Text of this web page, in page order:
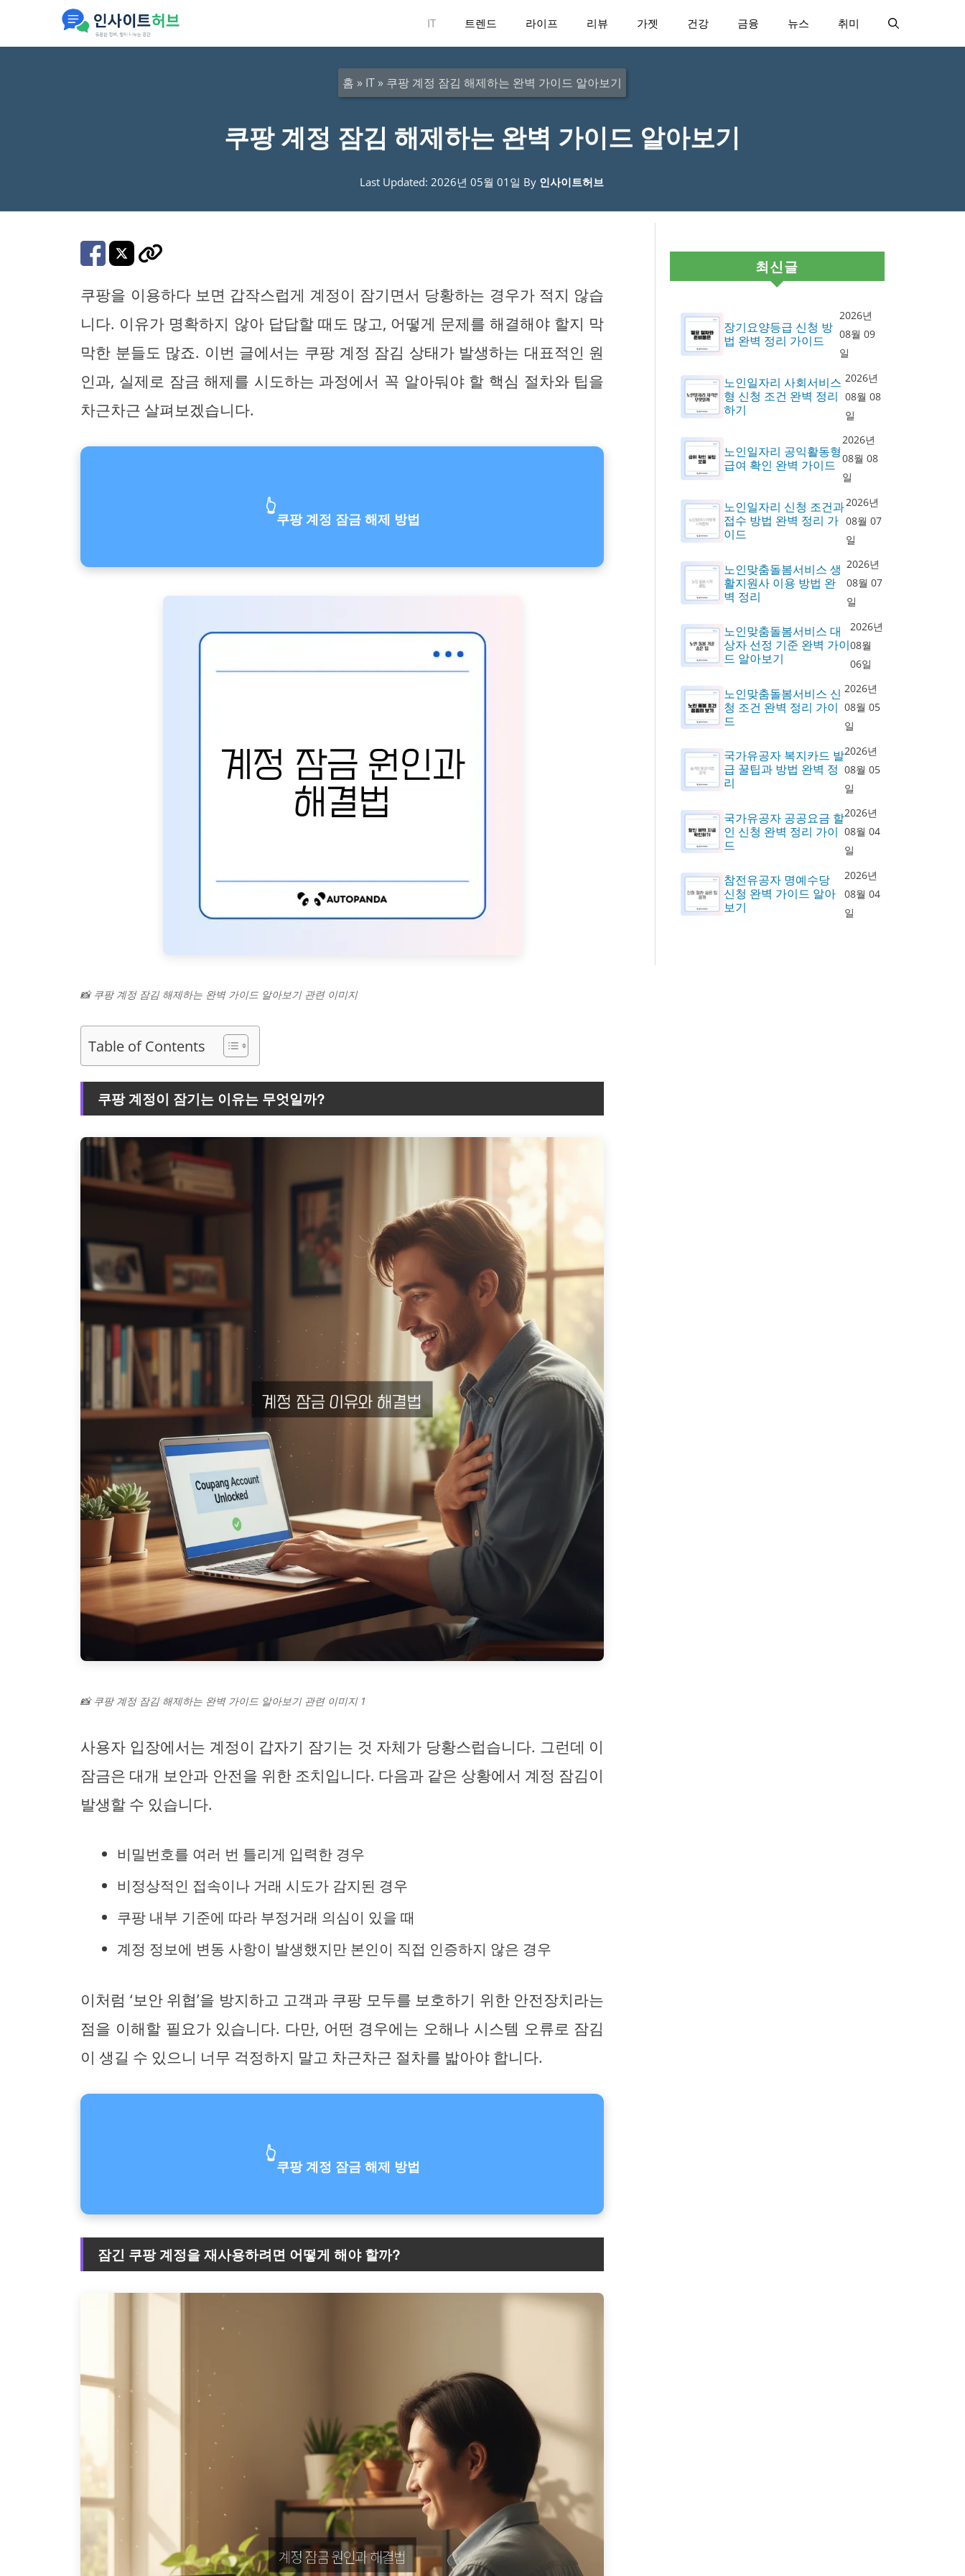
IT 트렌드 라이프 리뷰 가젯 건강 금융 뉴스 취미
홈 » IT» 쿠팡 계정 잠김 해제하는 완벽 가이드 알아보기
쿠팡 계정 잠김 해제하는 완벽 가이드 알아보기
Last Updated: 2026년 05월 01일 By 인사이트허브
쿠팡을 이용하다 보면 갑작스럽게 계정이 잠기면서 당황하는 경우가 적지 않습
니다. 이유가 명확하지 않아 답답할 때도 많고, 어떻게 문제를 해결해야 할지 막
막한 분들도 많죠. 이번 글에서는 쿠팡 계정 잠김 상태가 발생하는 대표적인 원
인과, 실제로 잠금 해제를 시도하는 과정에서 꼭 알아둬야 할 핵심 절차와 팁을
차근차근 살펴보겠습니다.
👆
쿠팡 계정 잠금 해제 방법
📸 쿠팡 계정 잠김 해제하는 완벽 가이드 알아보기 관련 이미지
Table of Contents
쿠팡 계정이 잠기는 이유는 무엇일까?
📸 쿠팡 계정 잠김 해제하는 완벽 가이드 알아보기 관련 이미지 1
사용자 입장에서는 계정이 갑자기 잠기는 것 자체가 당황스럽습니다. 그런데 이
잠금은 대개 보안과 안전을 위한 조치입니다. 다음과 같은 상황에서 계정 잠김이
발생할 수 있습니다.
비밀번호를 여러 번 틀리게 입력한 경우
비정상적인 접속이나 거래 시도가 감지된 경우
쿠팡 내부 기준에 따라 부정거래 의심이 있을 때
계정 정보에 변동 사항이 발생했지만 본인이 직접 인증하지 않은 경우
이처럼 ‘보안 위협’을 방지하고 고객과 쿠팡 모두를 보호하기 위한 안전장치라는
점을 이해할 필요가 있습니다. 다만, 어떤 경우에는 오해나 시스템 오류로 잠김
이 생길 수 있으니 너무 걱정하지 말고 차근차근 절차를 밟아야 합니다.
👆
쿠팡 계정 잠금 해제 방법
잠긴 쿠팡 계정을 재사용하려면 어떻게 해야 할까?
최신글
장기요양등급 신청 방
법 완벽 정리 가이드
2026년
08월 09
일
노인일자리 사회서비스
형 신청 조건 완벽 정리
하기
2026년
08월 08
일
노인일자리 공익활동형
급여 확인 완벽 가이드
2026년
08월 08
일
노인일자리 신청 조건과
접수 방법 완벽 정리 가
이드
2026년
08월 07
일
노인맞춤돌봄서비스 생
활지원사 이용 방법 완
벽 정리
2026년
08월 07
일
노인맞춤돌봄서비스 대
상자 선정 기준 완벽 가이
드 알아보기
2026년
08월
06일
노인맞춤돌봄서비스 신
청 조건 완벽 정리 가이
드
2026년
08월 05
일
국가유공자 복지카드 발
급 꿀팁과 방법 완벽 정
리
2026년
08월 05
일
국가유공자 공공요금 할
인 신청 완벽 정리 가이
드
2026년
08월 04
일
참전유공자 명예수당
신청 완벽 가이드 알아
보기
2026년
08월 04
일